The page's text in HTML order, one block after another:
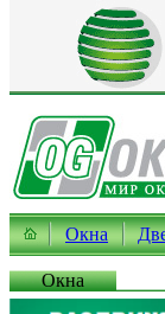
Окна
Окна